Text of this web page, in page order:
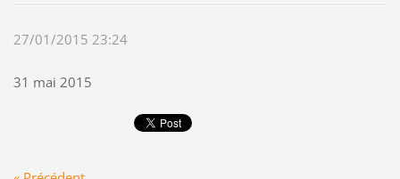
27/01/2015 23:24
31 mai 2015